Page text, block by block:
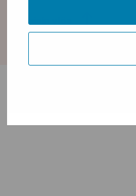
Takaisin ylös